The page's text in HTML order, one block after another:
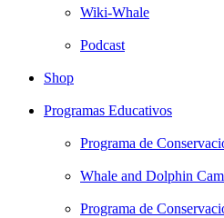
Wiki-Whale
Podcast
Shop
Programas Educativos
Programa de
Whale and Dolphin
Programa de